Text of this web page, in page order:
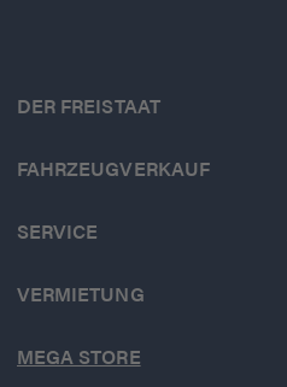
DER FREISTAAT
FAHRZEUGVERKAUF
SERVICE
VERMIETUNG
MEGA STORE